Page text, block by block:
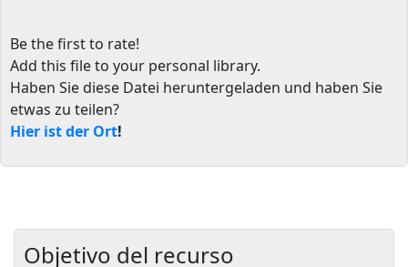
Be the first to rate!
Add this file to your personal library.
Haben Sie diese Datei heruntergeladen und haben Sie
etwas zu teilen?
Hier ist der Ort!
Objetivo del recurso